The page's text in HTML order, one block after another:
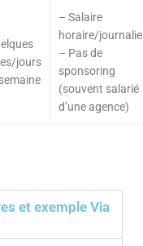
jours
– Salaire
horaire/
– Pas de
sponsoring
(souvent salarié
d’une agence)
et exemple Via